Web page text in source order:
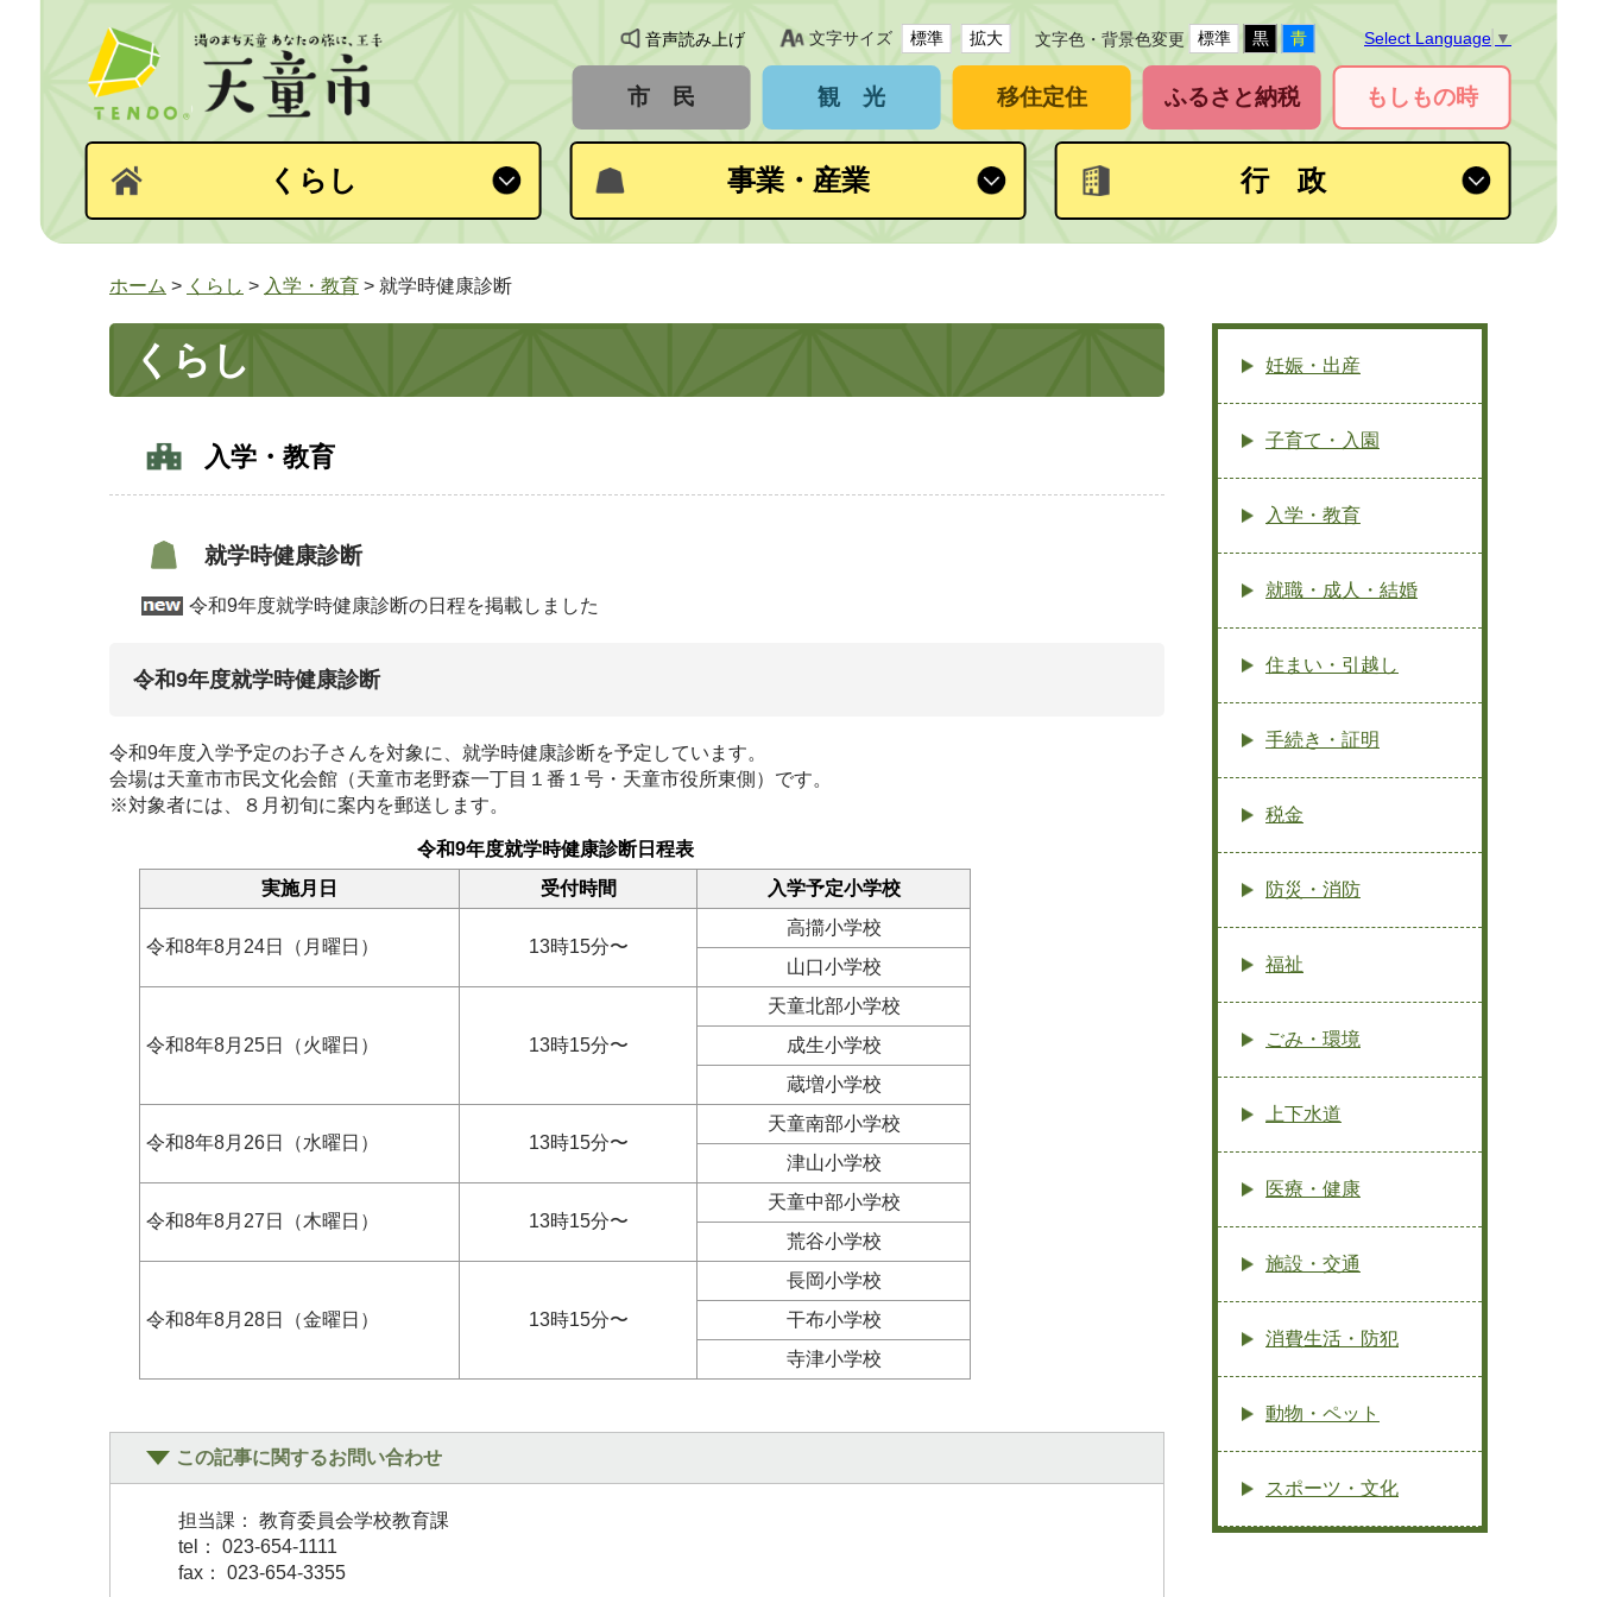
音声読み上げ 文字サイズ 標準 拡大 文字色・背景色変更 標準 黒 青 Select Language ▼
市 民 観 光 移住定住 ふるさと納税 もしもの時
くらし 事業・産業 行 政
ホーム > くらし > 入学・教育 > 就学時健康診断
くらし
入学・教育
就学時健康診断
令和9年度就学時健康診断の日程を掲載しました
令和9年度就学時健康診断
令和9年度入学予定のお子さんを対象に、就学時健康診断を予定しています。
会場は天童市市民文化会館（天童市老野森一丁目１番１号・天童市役所東側）です。
※対象者には、８月初旬に案内を郵送します。
令和9年度就学時健康診断日程表
実施月日
受付時間 入学予定小学校
令和8年8月24日（月曜日） 13時15分〜
高擶小学校
山口小学校
令和8年8月25日（火曜日） 13時15分〜
天童北部小学校
成生小学校
蔵増小学校
令和8年8月26日（水曜日） 13時15分〜
天童南部小学校
津山小学校
令和8年8月27日（木曜日） 13時15分〜
天童中部小学校
荒谷小学校
令和8年8月28日（金曜日） 13時15分〜
長岡小学校
干布小学校
寺津小学校
この記事に関するお問い合わせ
担当課： 教育委員会学校教育課
tel： 023-654-1111
fax： 023-654-3355
妊娠・出産
子育て・入園
入学・教育
就職・成人・結婚
住まい・引越し
手続き・証明
税金
防災・消防
福祉
ごみ・環境
上下水道
医療・健康
施設・交通
消費生活・防犯
動物・ペット
スポーツ・文化